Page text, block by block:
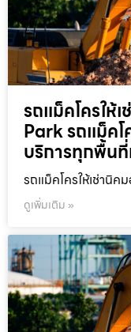
รถแม็คโครให้
Park รถแม็คโ
บริการทุกพื้น
รถแม็คโครให้เช่านิ
ดูเพิ่มเติม »